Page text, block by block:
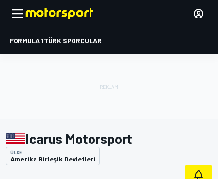
FORMULA 1TÜRK SPORCULAR
Icarus Motorsport
ÜLKE
Amerika Birleşik Devletleri